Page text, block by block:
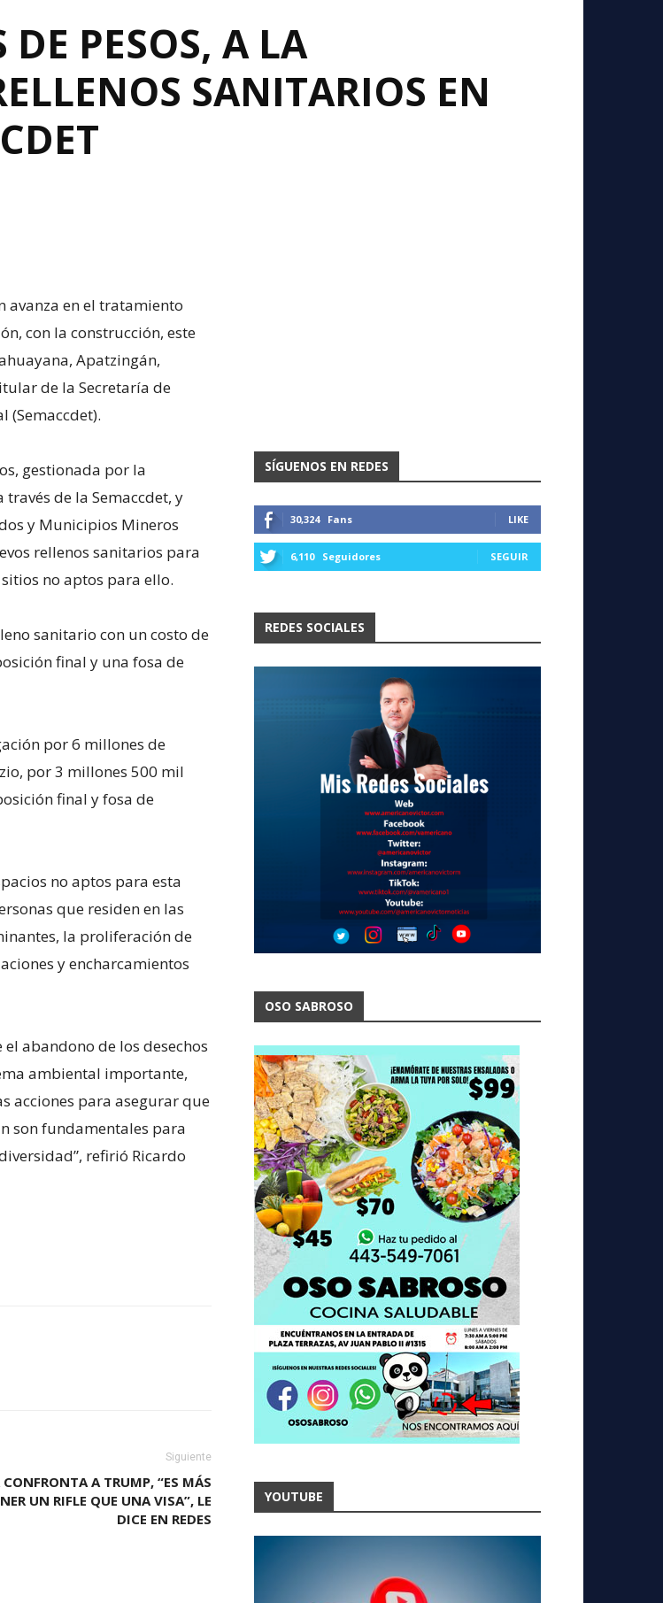
PESOS, A LA
SANITARIOS EN
avanza en el tratamiento
con la construcción, este
Apatzingán,
de la Secretaría de
(Semaccdet).
gestionada por la
de la Semaccdet, y
y Municipios Mineros
rellenos sanitarios para
no aptos para ello.
sanitario con un costo de
final y una fosa de
por 6 millones de
por 3 millones 500 mil
final y fosa de
no aptos para esta
que residen en las
la proliferación de
y encharcamientos
abandono de los desechos
ambiental importante,
acciones para asegurar que
son fundamentales para
refirió Ricardo
Siguiente
A TRUMP, “ES MÁS
UN RIFLE QUE UNA VISA”, LE
DICE EN REDES
SÍGUENOS EN REDES
30,324 Fans LIKE
6,110 Seguidores SEGUIR
REDES SOCIALES
OSO SABROSO
YOUTUBE